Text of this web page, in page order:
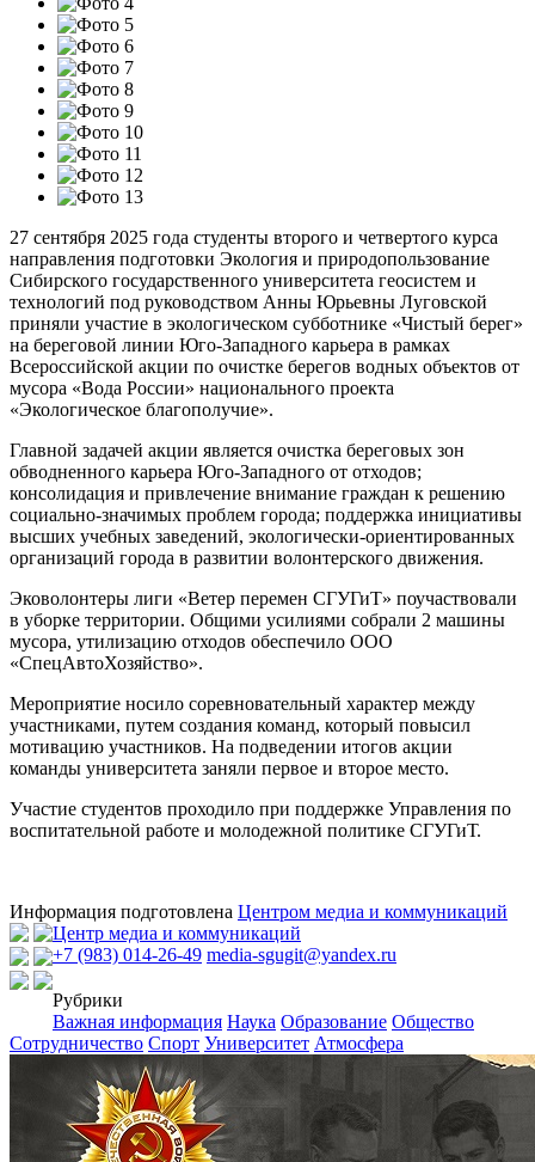
27 сентября 2025 года студенты второго и четвертого курса
направления подготовки Экология и природопользование
Сибирского государственного университета геосистем и
технологий под руководством Анны Юрьевны Луговской
приняли участие в экологическом субботнике «Чистый берег»
на береговой линии Юго-Западного карьера в рамках
Всероссийской акции по очистке берегов водных объектов от
мусора «Вода России» национального проекта
«Экологическое благополучие».
Главной задачей акции является очистка береговых зон
обводненного карьера Юго-Западного от отходов;
консолидация и привлечение внимание граждан к решению
социально-значимых проблем города; поддержка инициативы
высших учебных заведений, экологически-ориентированных
организаций города в развитии волонтерского движения.
Эковолонтеры лиги «Ветер перемен СГУГиТ» поучаствовали
в уборке территории. Общими усилиями собрали 2 машины
мусора, утилизацию отходов обеспечило ООО
«СпецАвтоХозяйство».
Мероприятие носило соревновательный характер между
участниками, путем создания команд, который повысил
мотивацию участников. На подведении итогов акции
команды университета заняли первое и второе место.
Участие студентов проходило при поддержке Управления по
воспитательной работе и молодежной политике СГУГиТ.
Информация подготовлена Центром медиа и коммуникаций
Центр медиа и коммуникаций
+7 (983) 014-26-49 media-sgugit@yandex.ru
Рубрики
Важная информация Наука Образование Общество
Сотрудничество Спорт Университет Атмосфера